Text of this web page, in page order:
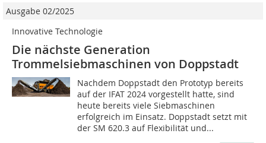
Ausgabe 02/2025
Innovative Technologie
Die nächste Generation
Trommelsiebmaschinen von Doppstadt
Nachdem Doppstadt den Prototyp bereits
auf der IFAT 2024 vorgestellt hatte, sind
heute bereits viele Siebmaschinen
erfolgreich im Einsatz. Doppstadt setzt mit
der SM 620.3 auf Flexibilität und...